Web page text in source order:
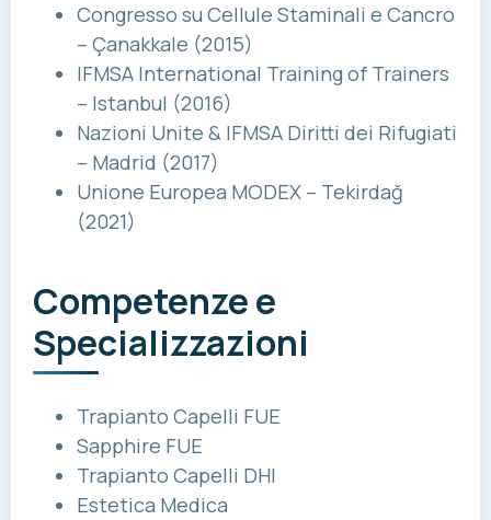
Congresso su Cellule Staminali e Cancro
– Çanakkale (2015)
IFMSA International Training of Trainers
– Istanbul (2016)
Nazioni Unite & IFMSA Diritti dei Rifugiati
– Madrid (2017)
Unione Europea MODEX – Tekirdağ
(2021)
Competenze e
Specializzazioni
Trapianto Capelli FUE
Sapphire FUE
Trapianto Capelli DHI
Estetica Medica